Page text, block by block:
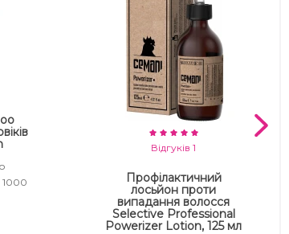
1000
Відгуків 1
Профілактичний
лосьйон проти
випадання волосся
Selective Professional
Powerizer Lotion, 125 мл